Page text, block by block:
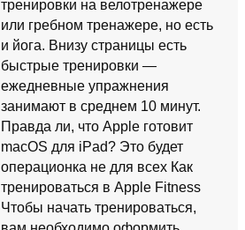
тренировки на велотренажере
или гребном тренажере, но есть
и йога. Внизу страницы есть
быстрые тренировки —
ежедневные упражнения
занимают в среднем 10 минут.
Правда ли, что Apple готовит
macOS для iPad? Это будет
операционка не для всех Как
тренироваться в Apple Fitness
Чтобы начать тренироваться,